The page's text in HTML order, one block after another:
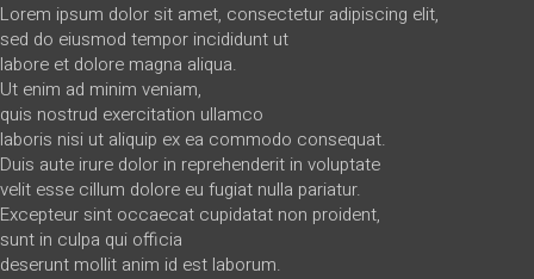
Lorem ipsum dolor sit amet, consectetur adipiscing elit,
sed do eiusmod tempor incididunt ut
labore et dolore magna aliqua.
Ut enim ad minim veniam,
quis nostrud exercitation ullamco
laboris nisi ut aliquip ex ea commodo consequat.
Duis aute irure dolor in reprehenderit in voluptate
velit esse cillum dolore eu fugiat nulla pariatur.
Excepteur sint occaecat cupidatat non proident,
sunt in culpa qui officia
deserunt mollit anim id est laborum.